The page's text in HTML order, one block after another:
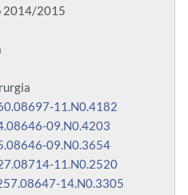
2014/2015
11.N0.4182
09.N0.4203
09.N0.3654
11.N0.2520
14.N0.3305